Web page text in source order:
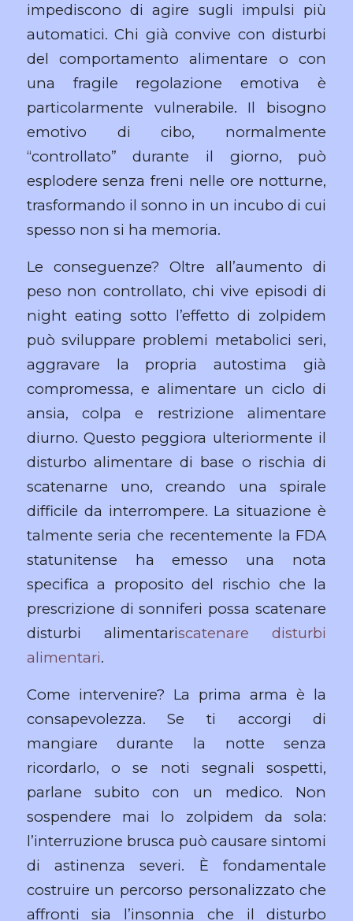
impediscono di agire sugli impulsi più
automatici. Chi già convive con disturbi
del comportamento alimentare o con
una fragile regolazione emotiva è
particolarmente vulnerabile. Il bisogno
emotivo di cibo, normalmente
“controllato” durante il giorno, può
esplodere senza freni nelle ore notturne,
trasformando il sonno in un incubo di cui
spesso non si ha memoria.
Le conseguenze? Oltre all’aumento di
peso non controllato, chi vive episodi di
night eating sotto l’effetto di zolpidem
può sviluppare problemi metabolici seri,
aggravare la propria autostima già
compromessa, e alimentare un ciclo di
ansia, colpa e restrizione alimentare
diurno. Questo peggiora ulteriormente il
disturbo alimentare di base o rischia di
scatenarne uno, creando una spirale
difficile da interrompere. La situazione è
talmente seria che recentemente la FDA
statunitense ha emesso una nota
specifica a proposito del rischio che la
prescrizione di sonniferi possa scatenare
disturbi alimentariscatenare disturbi
alimentari.
Come intervenire? La prima arma è la
consapevolezza. Se ti accorgi di
mangiare durante la notte senza
ricordarlo, o se noti segnali sospetti,
parlane subito con un medico. Non
sospendere mai lo zolpidem da sola:
l’interruzione brusca può causare sintomi
di astinenza severi. È fondamentale
costruire un percorso personalizzato che
affronti sia l’insonnia che il disturbo